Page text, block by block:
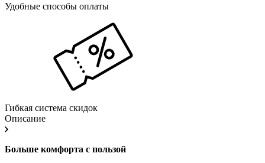
Удобные способы оплаты
Гибкая система скидок
Описание
Больше комфорта с пользой